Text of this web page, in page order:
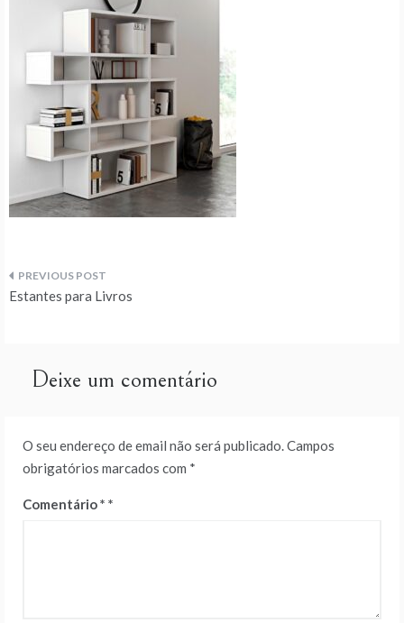
Navegação
artigos
Estantes para Livros
Deixe um comentário
O seu endereço de email não será publicado.Campos
obrigatórios marcados com *
Comentário*